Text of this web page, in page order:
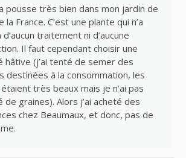
pousse très bien dans mon jardin de
la France. C’est une plante qui n’a
traitement ni d’aucune
Il faut cependant choisir une
hâtive (j’ai tenté de semer des
destinées à la consommation, les
très beaux mais je n’ai pas
de graines). Alors j’ai acheté des
chez Beaumaux, et donc, pas de